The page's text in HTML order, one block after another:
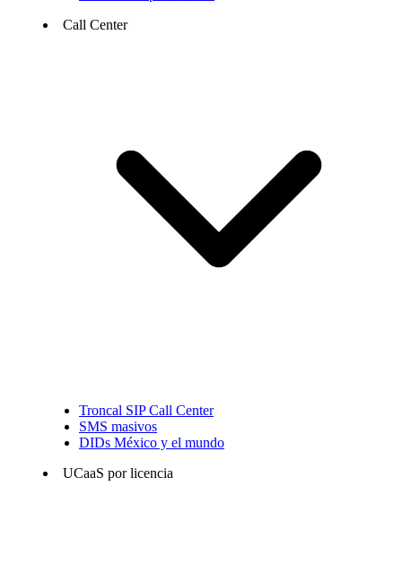
Call Center
Troncal SIP Call Center
SMS masivos
DIDs México y el mundo
UCaaS por licencia